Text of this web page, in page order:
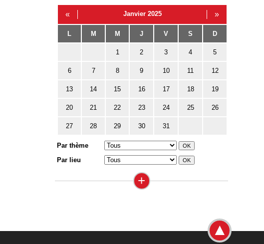
« Janvier 2025 »
L M M J V S D
1 2 3 4 5
6 7 8 9 10 11 12
13 14 15 16 17 18 19
20 21 22 23 24 25 26
27 28 29 30 31
Par thème
Par lieu
+